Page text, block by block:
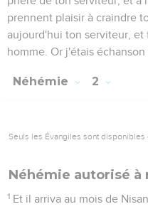
prennent plaisir à craindre
aujourd'hui ton serviteur,
homme. Or j'étais échanson
Néhémie 2
Seuls les Évangiles sont disponibles
Néhémie autorisé à
1 Et il arriva au mois de